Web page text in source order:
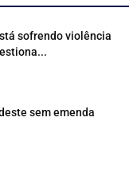
sofrendo violência
sem emenda